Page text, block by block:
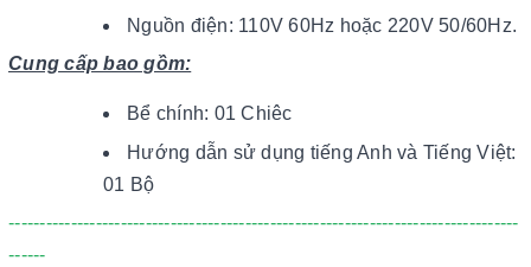
Nguồn điện: 110V 60Hz hoặc 220V 50/60Hz.
Cung cấp bao gồm:
Bể chính: 01 Chiêc
Hướng dẫn sử dụng tiếng Anh và Tiếng Việt:
01 Bộ
----------------------------------------------------------------------------------
------